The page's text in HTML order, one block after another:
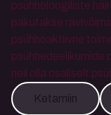
psühholoogiliste
pakutakse
psühhoaktiivne
psühhedeelikumide
neil olla osaliselt
Ketamiin